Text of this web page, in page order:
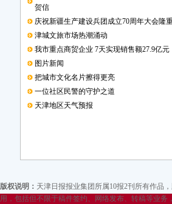
贺信
庆祝新疆生产建设兵团成立70周年大会隆
津城文旅市场热潮涌动
我市重点商贸企业 7天实现销售额27.9亿元
图片新闻
把城市文化名片擦得更亮
一位社区民警的守护之道
天津地区天气预报
版权说明： 天津日报报业集团所属10报2刊所有作品
用，包括但不限于稿件签约、网络发布、转稿等业